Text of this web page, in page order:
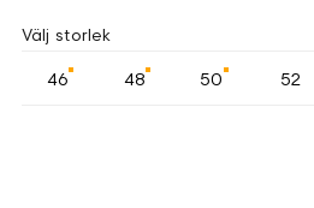
Välj storlek
46 48 50 52